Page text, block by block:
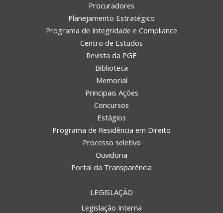
Procuradores
Planejamento Estratégico
Programa de Integridade e Compliance
Centro de Estudos
Revista da PGE
Biblioteca
Memorial
Principais Ações
Concursos
Estágios
Programa de Residência em Direito
Processo seletivo
Ouvidoria
Portal da Transparência
LEGISLAÇÃO
Legislação Interna